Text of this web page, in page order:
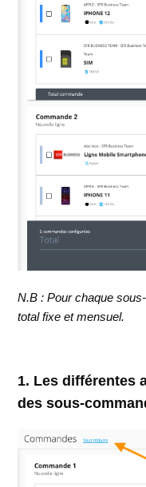
N.B : Pour chaque
total fixe et mensuel.
1. Les différentes
des sous-